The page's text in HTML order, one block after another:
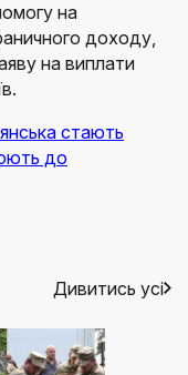
на
доходу,
на виплати
стають
до
Дивитись усі